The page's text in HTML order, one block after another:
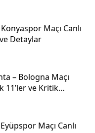
Maçı Canlı
Detaylar
– Bologna Maçı
11’ler ve Kritik
Maçı Canlı